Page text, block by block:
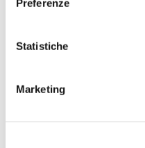
Preferenze
Statistiche
Marketing
opzionale, ma una leva
l’efficienza operativa,
continua trasformazione.